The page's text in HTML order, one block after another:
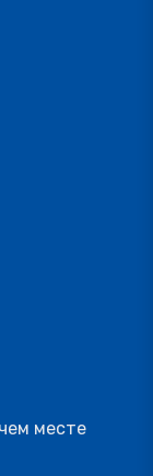
месте